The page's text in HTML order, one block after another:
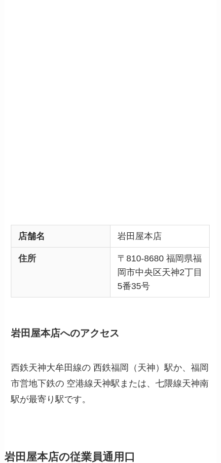
店舗名 岩田屋本店
住所
〒810-8680 福岡県福
岡市中央区天神2丁目
5番35号
岩田屋本店へのアクセス
西鉄天神大牟田線の 西鉄福岡（天神）駅か、福岡
市営地下鉄の 空港線天神駅または、七隈線天神南
駅が最寄り駅です。
岩田屋本店の従業員通用口